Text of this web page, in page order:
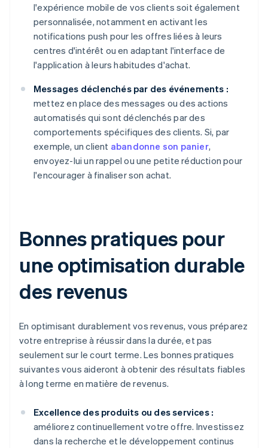
l'expérience mobile de vos clients soit également
personnalisée, notamment en activant les
notifications push pour les offres liées à leurs
centres d'intérêt ou en adaptant l'interface de
l'application à leurs habitudes d'achat.
Messages déclenchés par des événements :
mettez en place des messages ou des actions
automatisés qui sont déclenchés par des
comportements spécifiques des clients. Si, par
exemple, un client abandonne son panier,
envoyez-lui un rappel ou une petite réduction pour
l'encourager à finaliser son achat.
Bonnes pratiques pour
une optimisation durable
des revenus
En optimisant durablement vos revenus, vous préparez
votre entreprise à réussir dans la durée, et pas
seulement sur le court terme. Les bonnes pratiques
suivantes vous aideront à obtenir des résultats fiables
à long terme en matière de revenus.
Excellence des produits ou des services :
améliorez continuellement votre offre. Investissez
dans la recherche et le développement continus